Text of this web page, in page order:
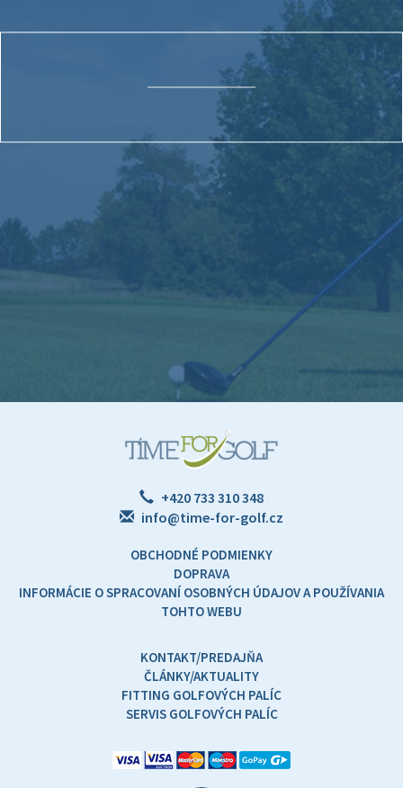
+420 733 310 348
info@time-for-golf.cz
OBCHODNÉ PODMIENKY
DOPRAVA
INFORMÁCIE O SPRACOVANÍ OSOBNÝCH ÚDAJOV A POUŽÍVANIA
TOHTO WEBU
KONTAKT/PREDAJŇA
ČLÁNKY/AKTUALITY
FITTING GOLFOVÝCH PALÍC
SERVIS GOLFOVÝCH PALÍC